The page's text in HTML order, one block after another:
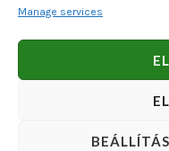
Manage services
by Bakos